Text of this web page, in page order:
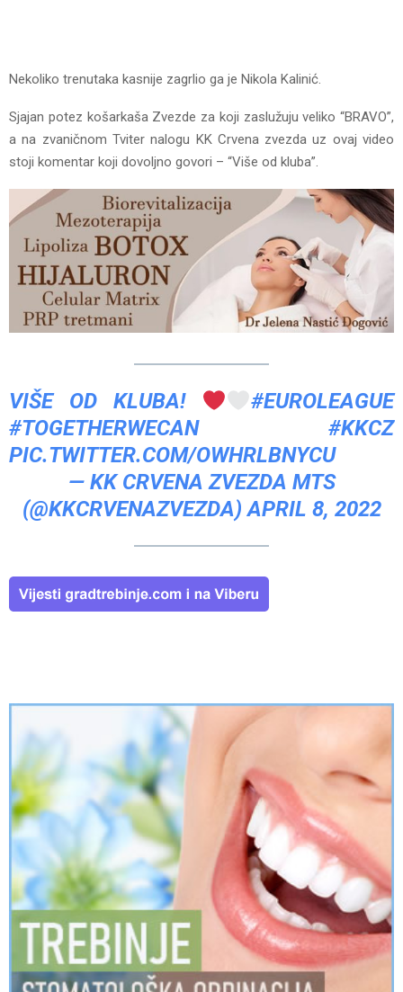
Nekoliko trenutaka kasnije zagrlio ga je Nikola Kalinić.
Sjajan potez košarkaša Zvezde za koji zaslužuju veliko “BRAVO”,
a na zvaničnom Tviter nalogu KK Crvena zvezda uz ovaj video
stoji komentar koji dovoljno govori – “Više od kluba”.
VIŠE OD KLUBA!
#EUROLEAGUE
#TOGETHERWECAN
#KKCZ
PIC.TWITTER.COM/OWHRLBNYCU
— KK CRVENA ZVEZDA MTS
(@KKCRVENAZVEZDA)APRIL 8, 2022